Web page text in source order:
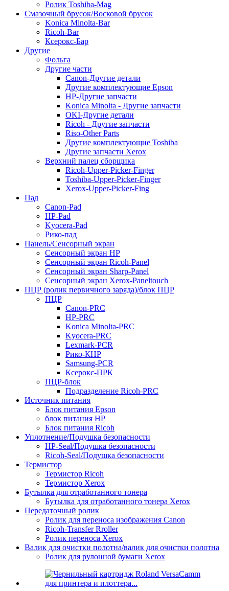
Ролик Toshiba-Mag
Смазочный брусок/Восковой брусок
Konica Minolta-Bar
Ricoh-Bar
Ксерокс-Бар
Другие
Фольга
Другие части
Canon-Другие детали
Другие комплектующие Epson
HP-Другие запчасти
Konica Minolta - Другие запчасти
OKI-Другие детали
Ricoh - Другие запчасти
Riso-Other Parts
Другие комплектующие Toshiba
Другие запчасти Xerox
Верхний палец сборщика
Ricoh-Upper-Picker-Finger
Toshiba-Upper-Picker-Finger
Xerox-Upper-Picker-Fing
Пад
Canon-Pad
HP-Pad
Kyocera-Pad
Рико-пад
Панель/Сенсорный экран
Сенсорный экран HP
Сенсорный экран Ricoh-Panel
Сенсорный экран Sharp-Panel
Сенсорный экран Xerox-Paneltouch
ПЦР (ролик первичного заряда)/блок ПЦР
ПЦР
Canon-PRC
HP-PRC
Konica Minolta-PRC
Kyocera-PRC
Lexmark-PCR
Рико-КНР
Samsung-PCR
Ксерокс-ПРК
ПЦР-блок
Подразделение Ricoh-PRC
Источник питания
Блок питания Epson
блок питания HP
Блок питания Ricoh
Уплотнение/Подушка безопасности
HP-Seal/Подушка безопасности
Ricoh-Seal/Подушка безопасности
Термистор
Термистор Ricoh
Термистор Xerox
Бутылка для отработанного тонера
Бутылка для отработанного тонера Xerox
Передаточный ролик
Ролик для переноса изображения Canon
Ricoh-Transfer Rroller
Ролик переноса Xerox
Валик для очистки полотна/валик для очистки полотна
Ролик для рулонной бумаги Xerox